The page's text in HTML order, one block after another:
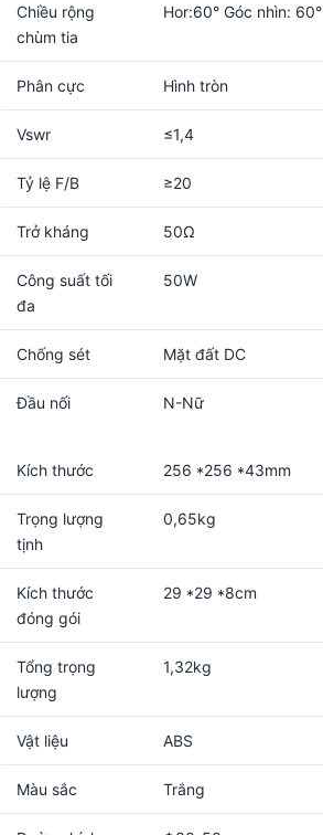
Chiều rộng
chùm tia
Hor:60° Góc nhìn: 60°
Phân cực Hình tròn
Vswr ≤1,4
Tỷ lệ F/B ≥20
Trở kháng 50Ω
Công suất tối
đa
50W
Chống sét Mặt đất DC
Đầu nối N-Nữ
Kích thước 256 *256 *43mm
Trọng lượng
tịnh
0,65kg
Kích thước
đóng gói
29 *29 *8cm
Tổng trọng
lượng
1,32kg
Vật liệu ABS
Màu sắc Trắng